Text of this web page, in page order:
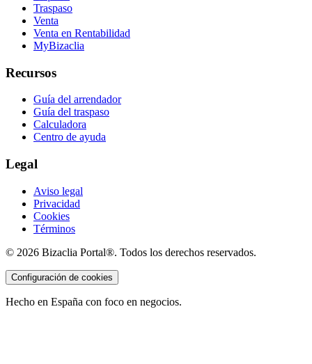
Traspaso
Venta
Venta en Rentabilidad
MyBizaclia
Recursos
Guía del arrendador
Guía del traspaso
Calculadora
Centro de ayuda
Legal
Aviso legal
Privacidad
Cookies
Términos
© 2026 Bizaclia Portal®. Todos los derechos reservados.
Configuración de cookies
Hecho en España con foco en negocios.